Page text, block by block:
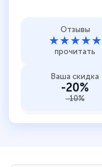
Отзывы
★★★★★
прочитать
Ваша скидка
-20%
-10%